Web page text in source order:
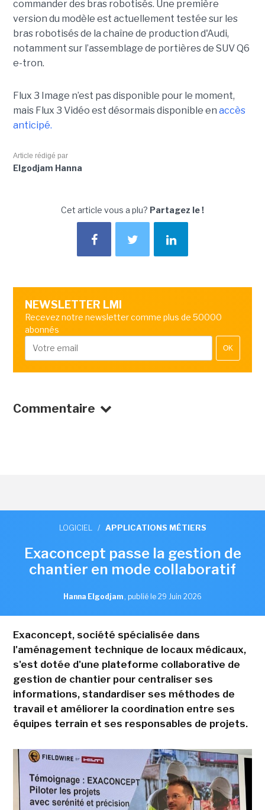
commander des bras robotisés. Une première
version du modèle est actuellement testée sur les
bras robotisés de la chaîne de production d'Audi,
notamment sur l’assemblage de portières de SUV Q6
e-tron.
Flux 3 Image n’est pas disponible pour le moment,
mais Flux 3 Vidéo est désormais disponible en accès
anticipé.
Article rédigé par
Elgodjam Hanna
Cet article vous a plu? Partagez le !
NEWSLETTER LMI
Recevez notre newsletter comme plus de 50000
abonnés
OK
Commentaire
LOGICIEL / APPLICATIONS MÉTIERS
Exaconcept passe la gestion de
chantier en mode collaboratif
Hanna Elgodjam , publié le 29 Juin 2026
Exaconcept, société spécialisée dans
l'aménagement technique de locaux médicaux,
s'est dotée d'une plateforme collaborative de
gestion de chantier pour centraliser ses
informations, standardiser ses méthodes de
travail et améliorer la coordination entre ses
équipes terrain et ses responsables de projets.